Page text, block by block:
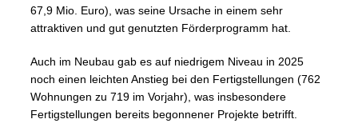
67,9 Mio. Euro), was seine Ursache in einem sehr
attraktiven und gut genutzten Förderprogramm hat.
Auch im Neubau gab es auf niedrigem Niveau in 2025
noch einen leichten Anstieg bei den Fertigstellungen (762
Wohnungen zu 719 im Vorjahr), was insbesondere
Fertigstellungen bereits begonnener Projekte betrifft.